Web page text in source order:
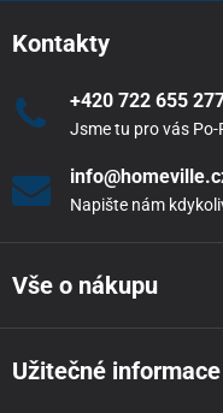
Kontakty
+420 722 655
Jsme tu pro vás Po-
Napište nám
Vše o nákupu
Užitečné informace